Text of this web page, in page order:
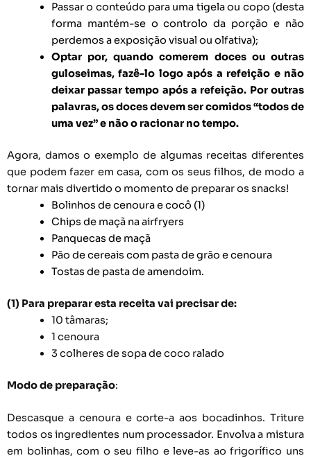
Passar o conteúdo para uma tigela ou copo (desta
forma mantém-se o controlo da porção e não
perdemos a exposição visual ou olfativa);
Optar por, quando comerem doces ou outras
guloseimas, fazê-lo logo após a refeição e não
deixar passar tempo após a refeição. Por outras
palavras, os doces devem ser comidos “todos de
uma vez” e não o racionar no tempo.
Agora, damos o exemplo de algumas receitas diferentes
que podem fazer em casa, com os seus filhos, de modo a
tornar mais divertido o momento de preparar os snacks!
Bolinhos de cenoura e cocô (1)
Chips de maçã na airfryers
Panquecas de maçã
Pão de cereais com pasta de grão e cenoura
Tostas de pasta de amendoim.
(1) Para preparar esta receita vai precisar de:
10 tâmaras;
1 cenoura
3 colheres de sopa de coco ralado
Modo de preparação:
Descasque a cenoura e corte-a aos bocadinhos. Triture
todos os ingredientes num processador. Envolva a mistura
em bolinhas, com o seu filho e leve-as ao frigorífico uns